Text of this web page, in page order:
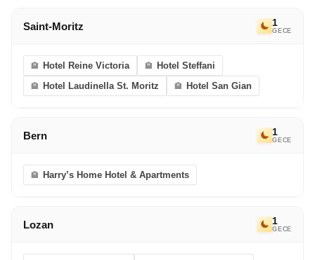
Saint-Moritz 1
GECE
Hotel Reine Victoria
Hotel Steffani
Hotel Laudinella St. Moritz
Hotel San Gian
Bern 1
GECE
Harry’s Home Hotel & Apartments
Lozan 1
GECE